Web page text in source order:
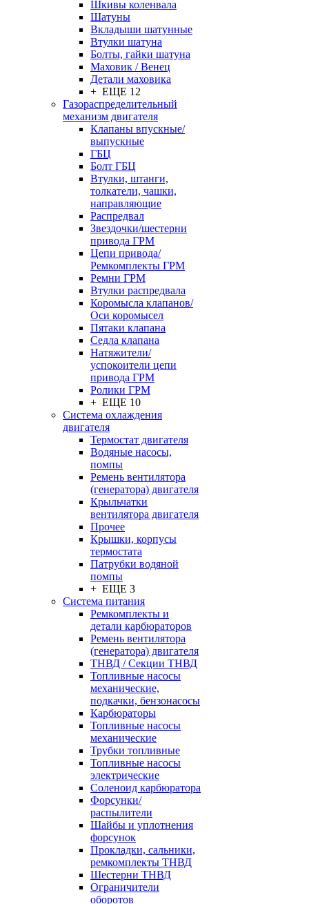
Шкивы коленвала
Шатуны
Вкладыши шатунные
Втулки шатуна
Болты, гайки шатуна
Маховик / Венец
Детали маховика
+ ЕЩЕ 12
Газораспределительный
механизм двигателя
Клапаны впускные/
выпускные
ГБЦ
Болт ГБЦ
Втулки, штанги,
толкатели, чашки,
направляющие
Распредвал
Звездочки/шестерни
привода ГРМ
Цепи привода/
Ремкомплекты ГРМ
Ремни ГРМ
Втулки распредвала
Коромысла клапанов/
Оси коромысел
Пятаки клапана
Седла клапана
Натяжители/
успокоители цепи
привода ГРМ
Ролики ГРМ
+ ЕЩЕ 10
Система охлаждения
двигателя
Термостат двигателя
Водяные насосы,
помпы
Ремень вентилятора
(генератора) двигателя
Крыльчатки
вентилятора двигателя
Прочее
Крышки, корпусы
термостата
Патрубки водяной
помпы
+ ЕЩЕ 3
Система питания
Ремкомплекты и
детали карбюраторов
Ремень вентилятора
(генератора) двигателя
ТНВД / Секции ТНВД
Топливные насосы
механические,
подкачки, бензонасосы
Карбюраторы
Топливные насосы
механические
Трубки топливные
Топливные насосы
электрические
Соленоид карбюратора
Форсунки/
распылители
Шайбы и уплотнения
форсунок
Прокладки, сальники,
ремкомплекты ТНВД
Шестерни ТНВД
Ограничители
оборотов